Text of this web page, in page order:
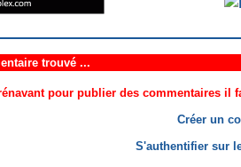
trouvé ...
pour publier des commentaires il
Créer un
S'authentifier sur